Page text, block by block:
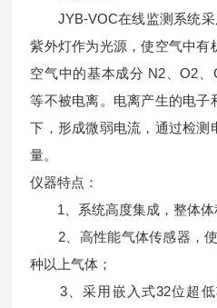
JYB-VOC在线监测系统采
紫外灯作为光源，使空气中有
空气中的基本成分 N2、O2
等不被电离。电离产生的电子
下，形成微弱电流，通过检测
量。
仪器特点：
1、系统高度集成，整体体
2、高性能气体传感器，使
种以上气体；
3、采用嵌入式32位超低